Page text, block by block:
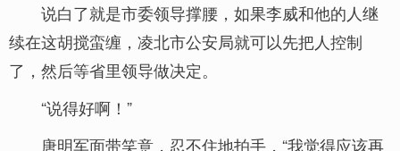
说白了就是市委领导撑腰，如果李威和他的人继
续在这胡搅蛮缠，凌北市公安局就可以先把人控制
了，然后等省里领导做决定。
“说得好啊！”
唐明军面带笑意，忍不住地拍手，“我觉得应该再